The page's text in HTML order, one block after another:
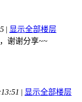
| 显示全部楼层
谢谢分享~~
| 显示全部楼层